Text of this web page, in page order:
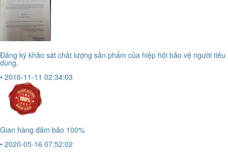
Đăng ký khảo sát chất lượng sản phẩm của hiệp hội bảo vệ người tiêu
dùng.
• 2016-11-11 02:34:03
Gian hàng đảm bảo 100%
• 2020-05-16 07:52:02